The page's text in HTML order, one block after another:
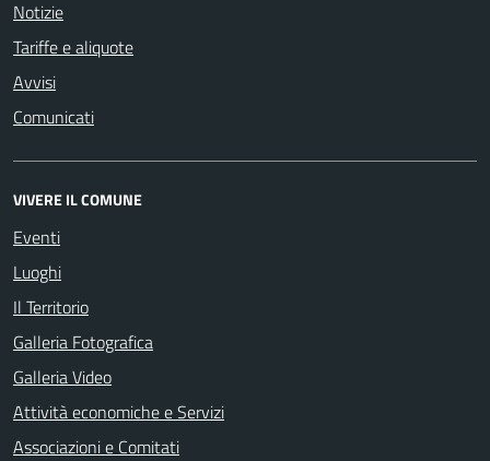
Notizie
Tariffe e aliquote
Avvisi
Comunicati
VIVERE IL COMUNE
Eventi
Luoghi
Il Territorio
Galleria Fotografica
Galleria Video
Attività economiche e Servizi
Associazioni e Comitati